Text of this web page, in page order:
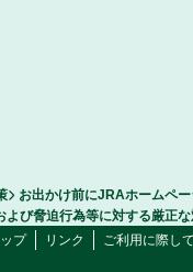
お出かけ前にJRAホームペ
よび脅迫行為等に対する厳正
プ リンク ご利用に際し